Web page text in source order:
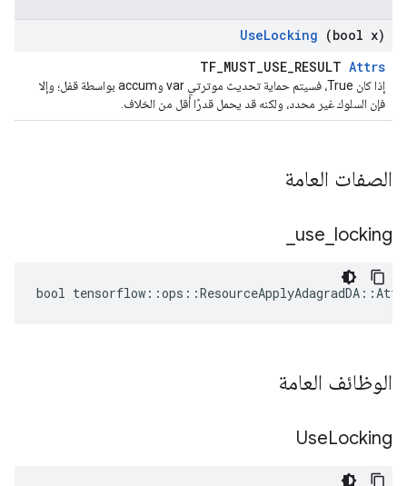
UseLocking (bool x)
TF_MUST_USE_RESULT Attrs
إذا كان True، فسيتم حماية تحديث موترتي var وaccum بواسطة قفل؛ وإلا
فإن السلوك غير محدد، ولكنه قد يحمل قدرًا أقل من الخلاف.
الصفات العامة
use locking
bool
الوظائف العامة
UseLocking